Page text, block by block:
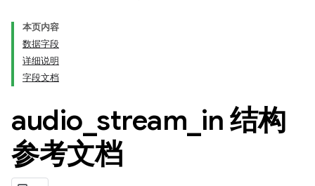
本页内容
数据字段
详细说明
字段文档
audio stream in 结构
参考文档